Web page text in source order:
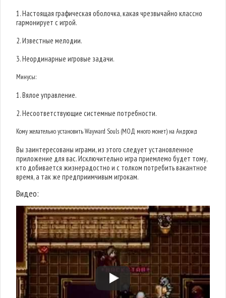
1. Настоящая графическая оболочка, какая чрезвычайно классно
гармонирует с игрой.
2. Известные мелодии.
3. Неординарные игровые задачи.
Минусы:
1. Вялое управление.
2. Несоответствующие системные потребности.
Кому желательно установить Wayward Souls (МОД много монет) на Андроид
Вы заинтересованы играми, из этого следует установленное
приложение для вас. Исключительно игра приемлемо будет тому,
кто добивается жизнерадостно и с толком потребить вакантное
время, а так же предприимчивым игрокам.
Видео: